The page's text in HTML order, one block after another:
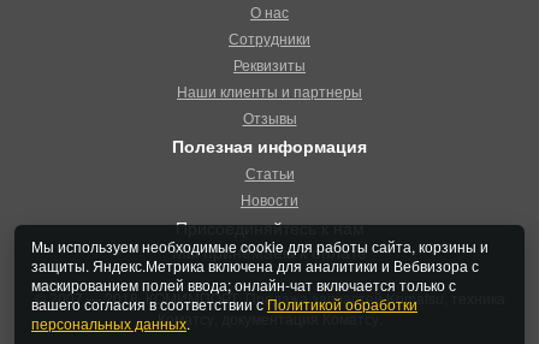
Мы используем необходимые cookie для работы сайта, корзины и
защиты. Яндекс.Метрика включена для аналитики и Вебвизора с
маскированием полей ввода; онлайн-чат включается только с
вашего согласия в соответствии с Политикой обработки
персональных данных.
О нас
Сотрудники
Реквизиты
Наши клиенты и партнеры
Отзывы
Полезная информация
Статьи
Новости
Присоединяйтесь к нам
Мы принемаем к оплате
© 2007 — 2018, КОМИМПОРТ. Продажа запчастей Komatsu, техника
Коматсу, документация Коматсу.